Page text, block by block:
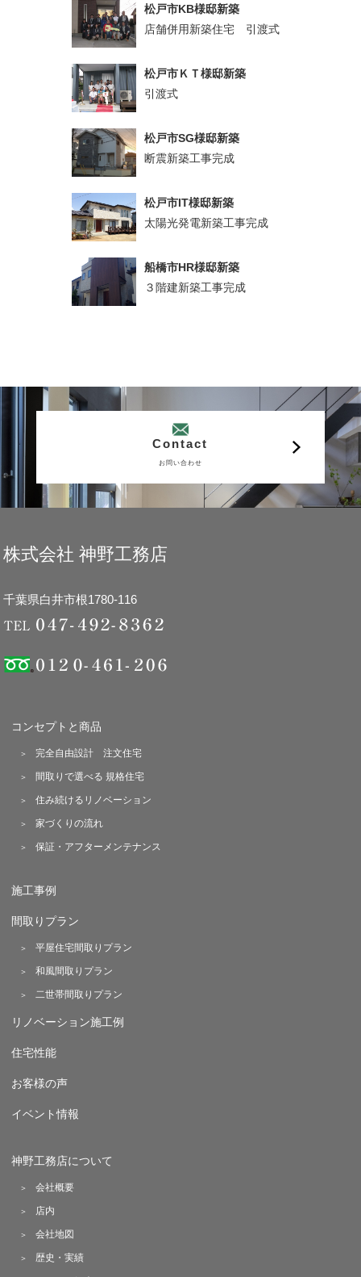
松戸市KB様邸新築
店舗併用新築住宅 引渡式
松戸市ＫＴ様邸新築
引渡式
松戸市SG様邸新築
断震新築工事完成
松戸市IT様邸新築
太陽光発電新築工事完成
船橋市HR様邸新築
３階建新築工事完成
Contact
お問い合わせ
株式会社 神野工務店
千葉県白井市根1780-116
コンセプトと商品
完全自由設計 注文住宅
間取りで選べる 規格住宅
住み続けるリノベーション
家づくりの流れ
保証・アフターメンテナンス
施工事例
間取りプラン
平屋住宅間取りプラン
和風間取りプラン
二世帯間取りプラン
リノベーション施工例
住宅性能
お客様の声
イベント情報
神野工務店について
会社概要
店内
会社地図
歴史・実績